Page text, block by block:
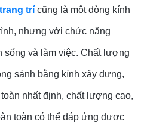
trí cũng là một dòng kính
nhưng với chức năng
sống và làm việc. Chất lượng
sánh bằng kính xây dựng,
nhất định, chất lượng cao,
toàn có thể đáp ứng được